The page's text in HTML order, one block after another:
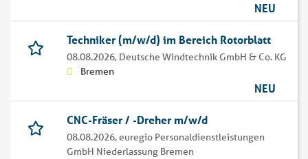
NEU
Techniker (m/w/d) im Bereich Rotorblatt
08.08.2026, Deutsche Windtechnik GmbH & Co. KG
Bremen
NEU
CNC-Fräser / -Dreher m/w/d
08.08.2026,euregio Personaldienstleistungen
GmbH Niederlassung Bremen